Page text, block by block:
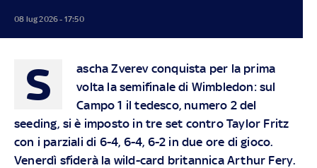
08 lug 2026 - 17:50
S
ascha Zverev conquista per la prima
volta la semifinale di Wimbledon: sul
Campo 1 il tedesco, numero 2 del
seeding, si è imposto in tre set contro Taylor Fritz
con i parziali di 6-4, 6-4, 6-2 in due ore di gioco.
Venerdì sfiderà la wild-card britannica Arthur Fery.